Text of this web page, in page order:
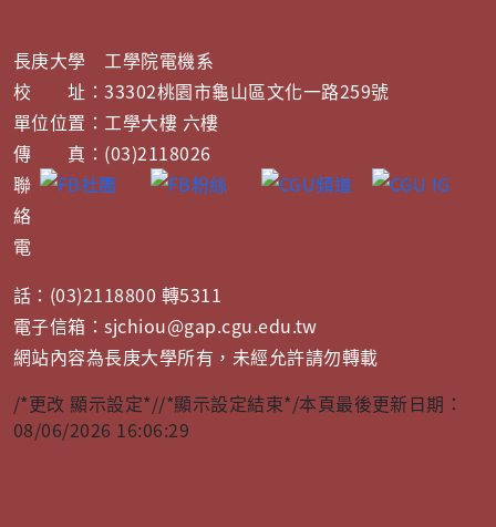
長庚大學 工學院電機系
校 址：33302桃園市龜山區文化一路259號
單位位置：工學大樓 六樓
傳 真：(03)2118026
聯
絡
電
話：(03)2118800 轉5311
電子信箱：sjchiou@gap.cgu.edu.tw
網站內容為長庚大學所有，未經允許請勿轉載
/*更改 顯示設定*//*顯示設定結束*/本頁最後更新日期：
08/06/2026 16:06:29